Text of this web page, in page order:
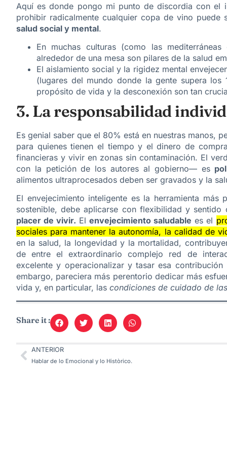
Aquí es donde pongo mi punto de discordia con el
prohibir radicalmente cualquier copa de vino
salud social y mental.
En muchas culturas (como las
alrededor de una mesa son pilares de la salud
El aislamiento social y la rigidez mental
(lugares del mundo donde la gente supera
propósito de vida y la desconexión son tan
3. La responsabilidad
Es genial saber que el 80% está en nuestras manos,
para quienes tienen el tiempo y el dinero de
financieras y vivir en zonas sin contaminación. El
con la petición de los autores al gobierno— es
alimentos ultraprocesados deben ser gravados y la
El envejecimiento inteligente es la herramienta
sostenible, debe aplicarse con flexibilidad y sentido
placer de vivir. Elenvejecimiento saludable es el
sociales para mantener la autonomía, la calidad de
en la salud, la longevidad y la mortalidad,
de entre el extraordinario complejo red de
excelente y operacionalizar y tasar esa
embargo, pareciera más perentorio dedicar más
vida y, en particular, las condiciones de cuidado de
Share it :
ANTERIOR
Hablar de lo Emocional y lo Històrico.